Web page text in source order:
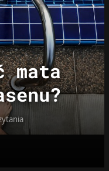
mata